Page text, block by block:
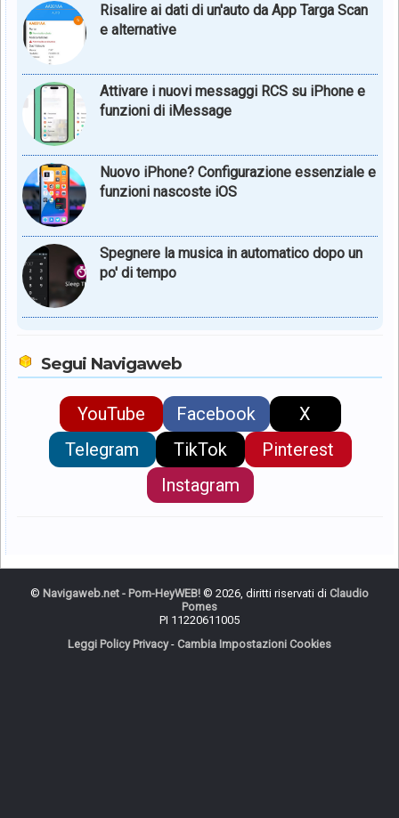
Risalire ai dati di un'auto da App Targa Scan
e alternative
Attivare i nuovi messaggi RCS su iPhone e
funzioni di iMessage
Nuovo iPhone? Configurazione essenziale e
funzioni nascoste iOS
Spegnere la musica in automatico dopo un
po' di tempo
Segui Navigaweb
YouTube Facebook
X
Telegram
TikTok
Pinterest
Instagram
© Navigaweb.net - Pom-HeyWEB! © 2026, diritti riservati di Claudio
Pomes
PI 11220611005
Leggi Policy Privacy- Cambia Impostazioni Cookies